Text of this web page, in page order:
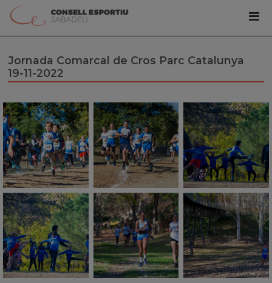
Jornada Comarcal de Cros Parc Catalunya
19-11-2022